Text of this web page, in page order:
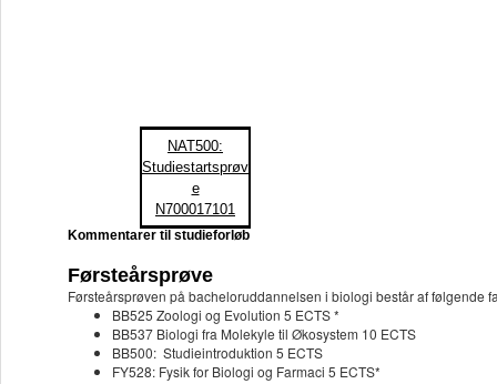
NAT500:
Studiestartsprøv
e
N700017101
Kommentarer til studieforløb
Førsteårsprøve
Førsteårsprøven på bacheloruddannelsen i biologi består af følgende
BB525 Zoologi og Evolution 5 ECTS *
BB537 Biologi fra Molekyle til Økosystem 10 ECTS
BB500: Studieintroduktion 5 ECTS
FY528: Fysik for Biologi og Farmaci 5 ECTS*